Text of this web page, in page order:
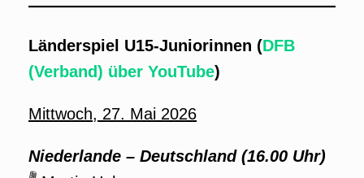
Länderspiel U15-Juniorinnen (DFB
(Verband) über YouTube)
Mittwoch, 27. Mai 2026
Niederlande – Deutschland (16.00 Uhr)